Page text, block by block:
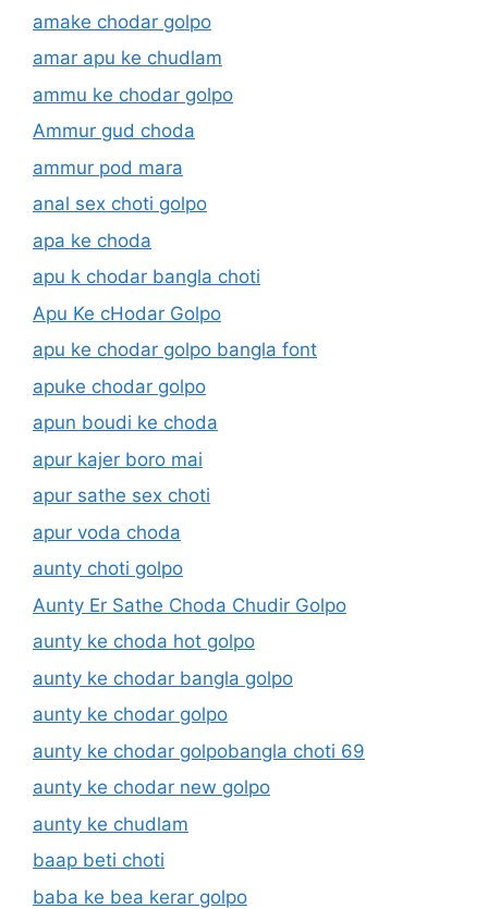
amake chodar golpo
amar apu ke chudlam
ammu ke chodar golpo
Ammur gud choda
ammur pod mara
anal sex choti golpo
apa ke choda
apu k chodar bangla choti
Apu Ke cHodar Golpo
apu ke chodar golpo bangla font
apuke chodar golpo
apun boudi ke choda
apur kajer boro mai
apur sathe sex choti
apur voda choda
aunty choti golpo
Aunty Er Sathe Choda Chudir Golpo
aunty ke choda hot golpo
aunty ke chodar bangla golpo
aunty ke chodar golpo
aunty ke chodar golpobangla choti 69
aunty ke chodar new golpo
aunty ke chudlam
baap beti choti
baba ke bea kerar golpo